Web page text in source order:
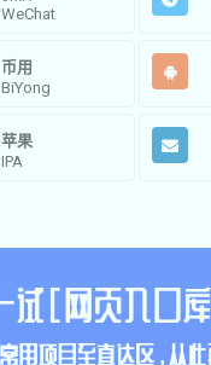
WeChat
币用
BiYong
苹果
IPA